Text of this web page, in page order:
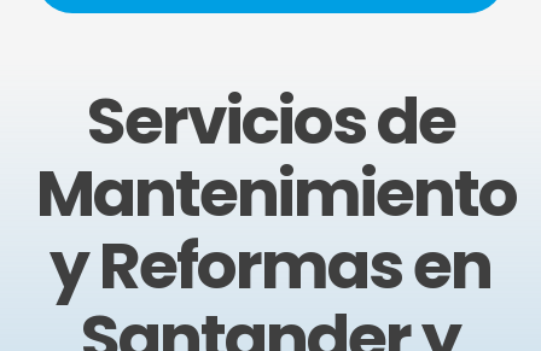
Servicios de
Mantenimiento
y Reformas en